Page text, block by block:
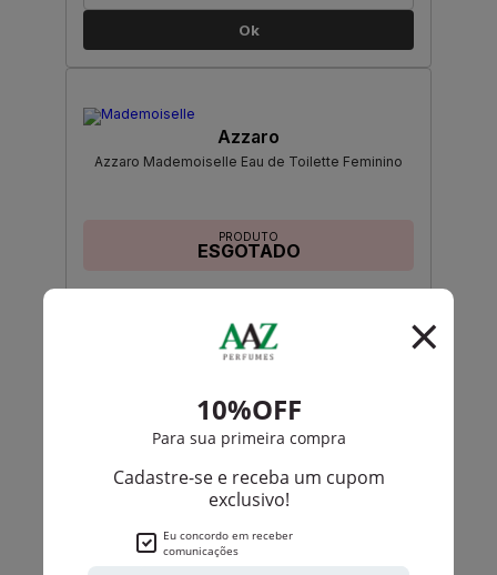
Ok
Azzaro
Azzaro Mademoiselle Eau de Toilette Feminino
PRODUTO
ESGOTADO
Ok
Azzaro
Azzaro Club Women de Azzaro Eau de Toilette